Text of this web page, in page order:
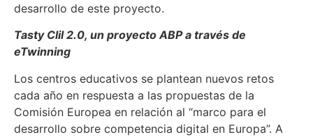
desarrollo de este proyecto.
Tasty Clil 2.0, un proyecto ABP a través de
eTwinning
Los centros educativos se plantean nuevos retos
cada año en respuesta a las propuestas de la
Comisión Europea en relación al “marco para el
desarrollo sobre competencia digital en Europa”. A